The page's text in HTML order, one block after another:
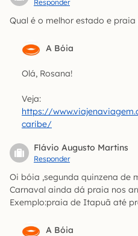
Responder
Qual é o melhor estado e
A Bóia
Olá, Rosana!
Veja:
https://
caribe/
Flávio Augusto Martins
Responder
Oi bóia ,segunda quinzena de
Carnaval ainda dá praia nos
Exemplo:praia de Itapuã até
A Bóia